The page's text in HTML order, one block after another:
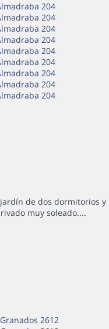
de dos dormitorios y
muy soleado....